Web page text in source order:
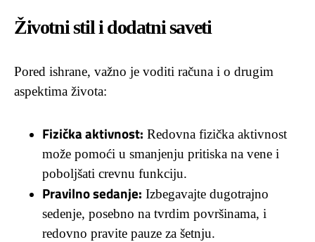
Životni stil i dodatni saveti
Pored ishrane, važno je voditi računa i o drugim
aspektima života:
Fizička aktivnost: Redovna fizička aktivnost
može pomoći u smanjenju pritiska na vene i
poboljšati crevnu funkciju.
Pravilno sedanje: Izbegavajte dugotrajno
sedenje, posebno na tvrdim površinama, i
redovno pravite pauze za šetnju.